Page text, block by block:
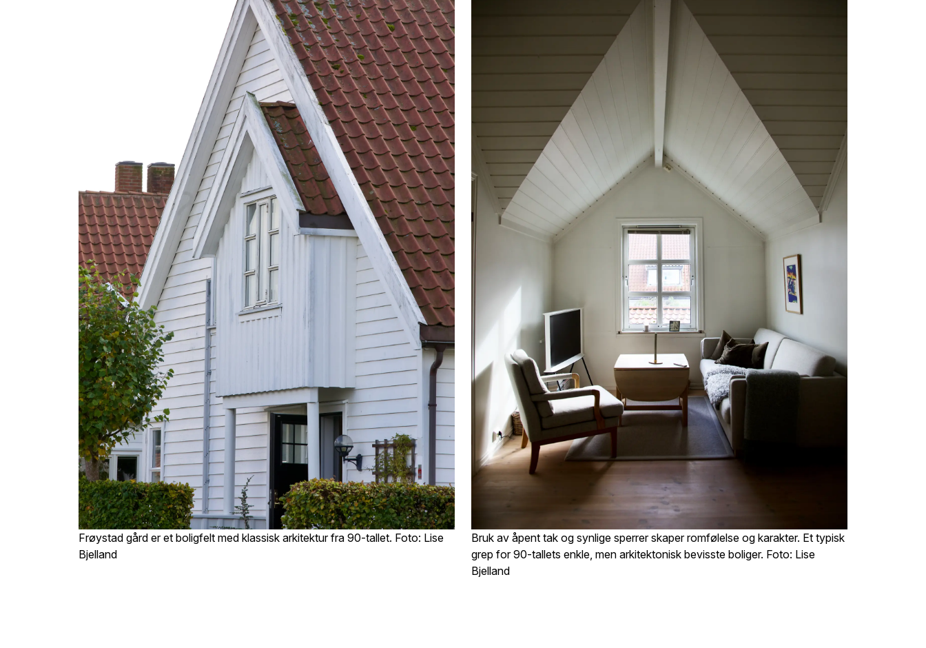
Frøystad gård er et boligfelt med klassisk arkitektur fra 90-tallet. Foto: Lise
Bjelland
Bruk av åpent tak og synlige sperrer skaper romfølelse og karakter. Et typisk
grep for 90-tallets enkle, men arkitektonisk bevisste boliger. Foto: Lise
Bjelland